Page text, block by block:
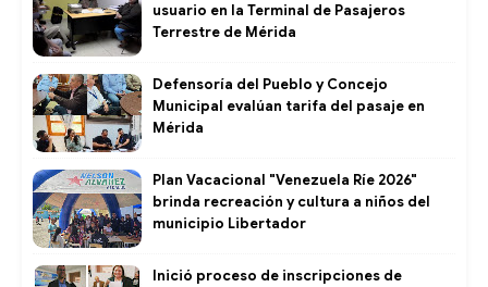
usuario en la Terminal de Pasajeros
Terrestre de Mérida
Defensoría del Pueblo y Concejo
Municipal evalúan tarifa del pasaje en
Mérida
Plan Vacacional "Venezuela Ríe 2026"
brinda recreación y cultura a niños del
municipio Libertador
Inició proceso de inscripciones de